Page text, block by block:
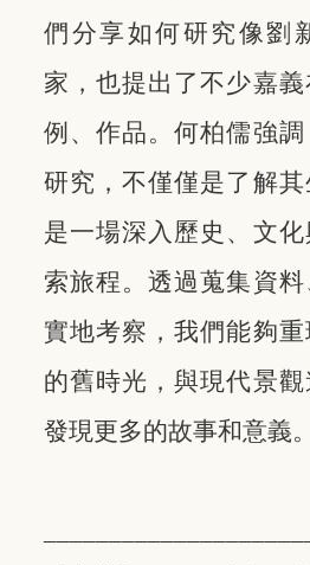
們分享如何研究像劉
家，也提出了不少嘉
例、作品。何柏儒強
研究，不僅僅是了解
是一場深入歷史、文
索旅程。透過蒐集資
實地考察，我們能夠
的舊時光，與現代景
發現更多的故事和意義。